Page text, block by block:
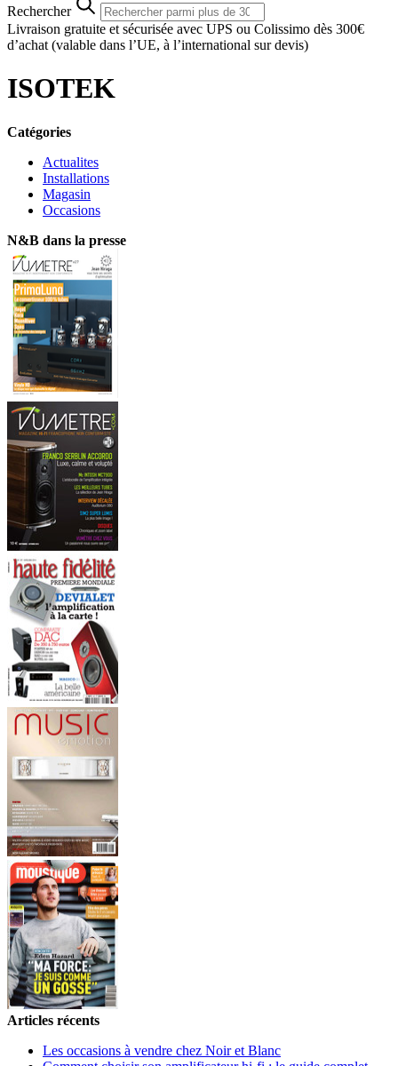
Rechercher
Livraison gratuite et sécurisée avec UPS ou Colissimo dès 300€
d’achat (valable dans l’UE, à l’international sur devis)
ISOTEK
Catégories
Actualites
Installations
Magasin
Occasions
N&B dans la presse
Articles récents
Les occasions à vendre chez Noir et Blanc